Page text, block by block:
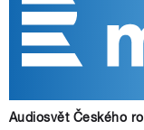
Audiosvět Českého